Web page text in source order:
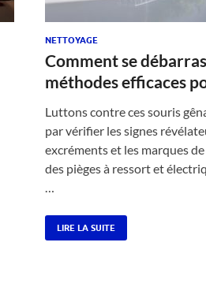
NETTOYAGE
Comment se
méthodes efficaces
Luttons contre ces souris
par vérifier les signes
excréments et les marques
des pièges à ressort et
…
LIRE LA SUITE